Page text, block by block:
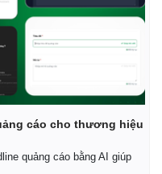
cáo cho thương hiệu
quảng cáo bằng AI giúp